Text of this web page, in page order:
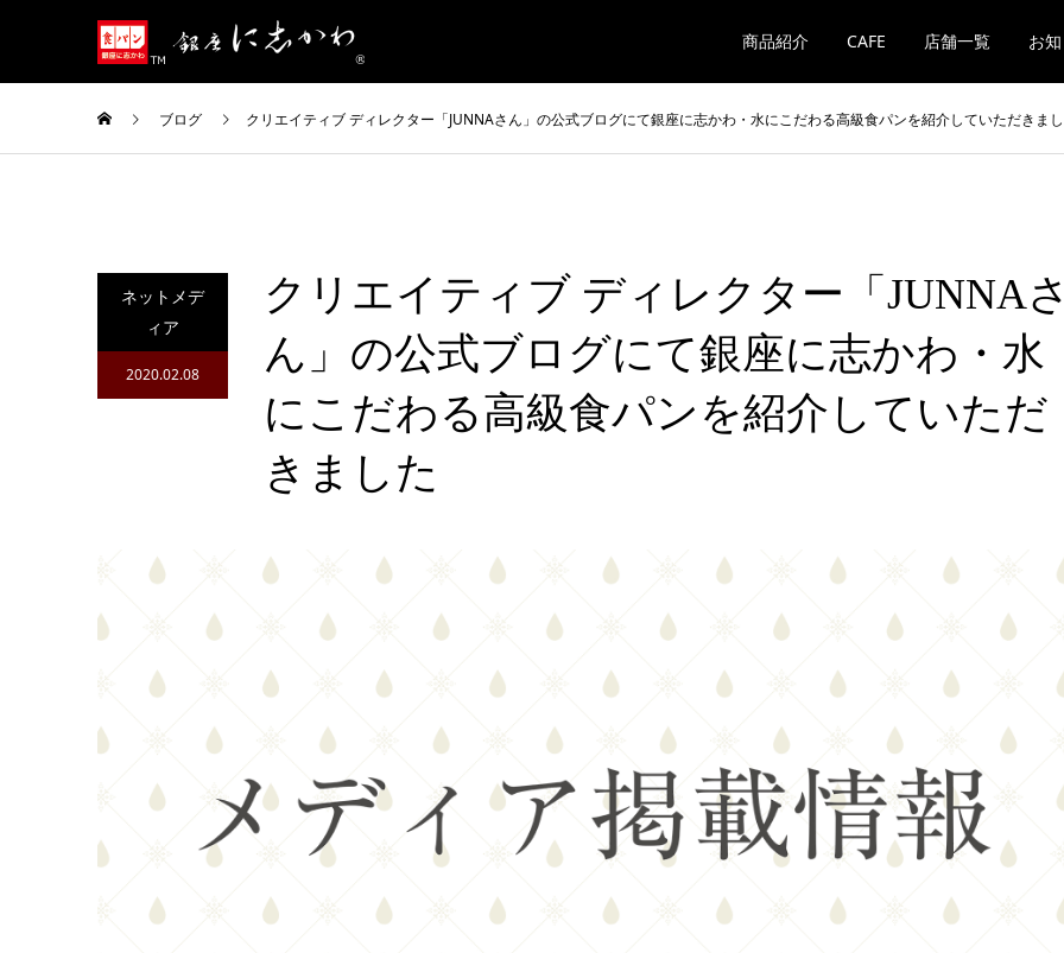
商品紹介 CAFE 店舗一覧 お
ブログ クリエイティブ ディレクター「JUNNAさん」の公式ブログにて銀座に志かわ・水にこだわる高級食パンを紹介していただきま
ネットメデ
ィア
2020.02.08
クリエイティブ ディレクター「JUNNA
ん」の公式ブログにて銀座に志かわ・水
にこだわる高級食パンを紹介していただ
きました